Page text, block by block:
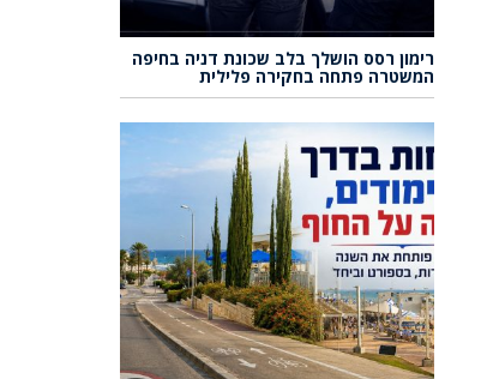
רימון רסס הושלך בלב שכונת דניה בחיפה
המשטרה פתחה בחקירה פלילית